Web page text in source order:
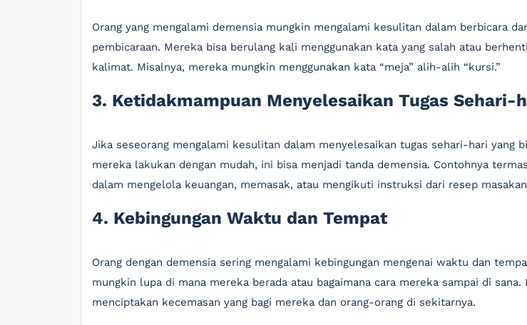
Orang yang mengalami demensia mungkin mengalami kesulitan dalam berbicara
pembicaraan. Mereka bisa berulang kali menggunakan kata yang salah atau
kalimat. Misalnya, mereka mungkin menggunakan kata “meja” alih-alih “kursi.”
3. Ketidakmampuan Menyelesaikan Tugas Sehari-
Jika seseorang mengalami kesulitan dalam menyelesaikan tugas sehari-hari yang
mereka lakukan dengan mudah, ini bisa menjadi tanda demensia. Contohnya
dalam mengelola keuangan, memasak, atau mengikuti instruksi dari resep
4. Kebingungan Waktu dan Tempat
Orang dengan demensia sering mengalami kebingungan mengenai waktu dan
mungkin lupa di mana mereka berada atau bagaimana cara mereka sampai di sana.
menciptakan kecemasan yang bagi mereka dan orang-orang di sekitarnya.